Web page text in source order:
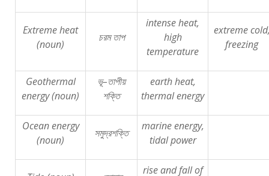
Extreme heat
(noun)
চরম তাপ
intense heat,
high
temperature
extreme
freezing
Geothermal
energy (noun)
ভূ–তাপীয়
শক্তি
earth heat,
thermal energy
Ocean energy
(noun)
সমুদ্রশক্তি
marine energy,
tidal power
rise and fall of